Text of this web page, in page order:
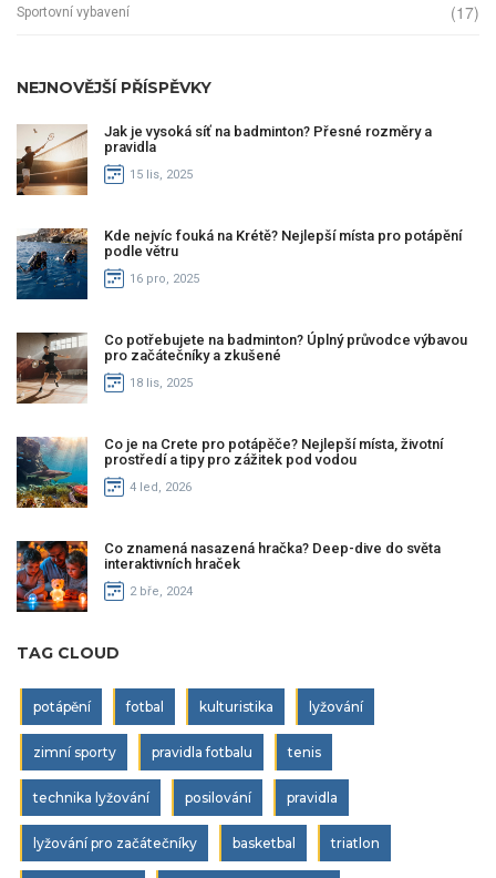
Sportovní vybavení (17)
NEJNOVĚJŠÍ PŘÍSPĚVKY
Jak je vysoká síť na badminton? Přesné rozměry a
pravidla
15 lis, 2025
Kde nejvíc fouká na Krétě? Nejlepší místa pro potápění
podle větru
16 pro, 2025
Co potřebujete na badminton? Úplný průvodce výbavou
pro začátečníky a zkušené
18 lis, 2025
Co je na Crete pro potápěče? Nejlepší místa, životní
prostředí a tipy pro zážitek pod vodou
4 led, 2026
Co znamená nasazená hračka? Deep-dive do světa
interaktivních hraček
2 bře, 2024
TAG CLOUD
potápění fotbal kulturistika lyžování
zimní sporty pravidla fotbalu tenis
technika lyžování posilování pravidla
lyžování pro začátečníky basketbal triatlon